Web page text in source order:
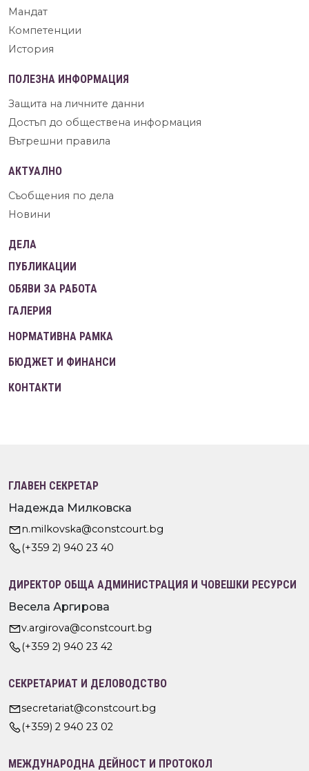
Мандат
Компетенции
История
ПОЛЕЗНА ИНФОРМАЦИЯ
Защита на личните данни
Достъп до обществена информация
Вътрешни правила
АКТУАЛНО
Съобщения по дела
Новини
ДЕЛА
ПУБЛИКАЦИИ
ОБЯВИ ЗА РАБОТА
ГАЛЕРИЯ
НОРМАТИВНА РАМКА
БЮДЖЕТ И ФИНАНСИ
КОНТАКТИ
ГЛАВЕН СЕКРЕТАР
Надежда Милковска
n.milkovska@constcourt.bg
(+359 2) 940 23 40
ДИРЕКТОР ОБЩА АДМИНИСТРАЦИЯ И ЧОВЕШКИ РЕСУРСИ
Весела Аргирова
v.argirova@constcourt.bg
(+359 2) 940 23 42
СЕКРЕТАРИАТ И ДЕЛОВОДСТВО
secretariat@constcourt.bg
(+359) 2 940 23 02
МЕЖДУНАРОДНА ДЕЙНОСТ И ПРОТОКОЛ